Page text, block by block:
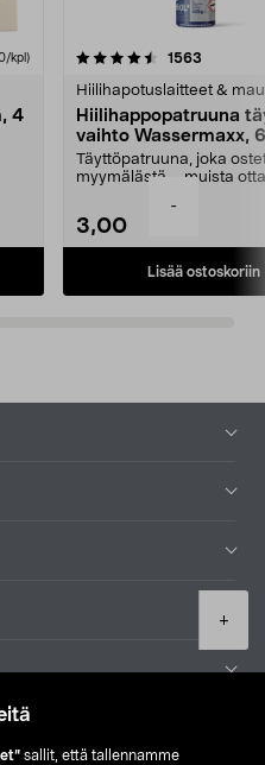
sallit, että tallennamme
-
+
kpl)
4
1563
Hiilihapotuslaitteet &
Hiilihappopatruuna
vaihto Wassermaxx,
Täyttöpatruuna, joka
myymälästä – muista
3,00
Lisää ostoskoriin
4.5viidestä